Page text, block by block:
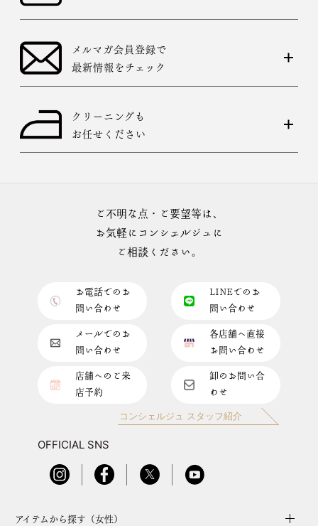
メルマガ会員登録で
最新情報をチェック
クリーニングも
お任せください
ご不明な点・ご要望等は、
お気軽にコンシェルジュに
ご相談ください。
お電話でのお
問い合わせ
LINEでのお
問い合わせ
メールでのお
問い合わせ
各店舗へ直接
お問い合わせ
店舗へのご来
店予約
卸のお問い合
わせ
コンシェルジュ スタッフ紹介
OFFICIAL SNS
アイテムから探す（女性）